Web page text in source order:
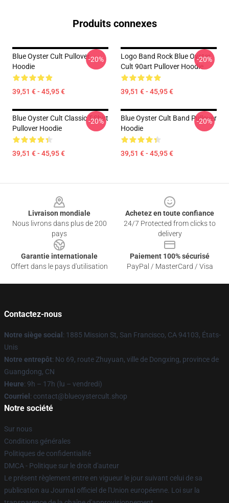
Produits connexes
Blue Oyster Cult Pullover
Hoodie
39,51 € - 45,95 €
-20%
Logo Band Rock Blue Oyster
Cult 90art Pullover Hoodie
39,51 € - 45,95 €
-20%
Blue Oyster Cult Classic T-Shirt
Pullover Hoodie
39,51 € - 45,95 €
-20%
Blue Oyster Cult Band Pullover
Hoodie
39,51 € - 45,95 €
-20%
Livraison mondiale
Nous livrons dans plus de 200
pays
Achetez en toute confiance
24/7 Protected from clicks to
delivery
Garantie internationale
Offert dans le pays d'utilisation
Paiement 100% sécurisé
PayPal / MasterCard / Visa
Contactez-nous
Notre siège social : 1885 Mission St, San Francisco, CA 94103, États-
Unis
Notre entrepôt: No 69, route Zhuyuan, ville de Dongxing, province de
Guangdong, CN
Heure: 9h – 17h (lu – vendredi)
Courriel : contact@blueoystercult.shop
Notre société
Sur nous
Conditions générales
Politiques de confidentialité
DMCA - Politique sur le droit d'auteur
Le présent règlement entre en vigueur le jour suivant celui de sa
publication au Journal officiel de l'Union européenne. Loi sur la